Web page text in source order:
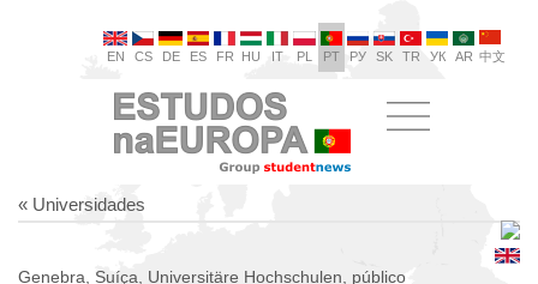
EN CS DE ES FR HU IT PL PT РУ SK TR УК AR 中文
« Universidades
Genebra, Suíça, Universitäre Hochschulen, público